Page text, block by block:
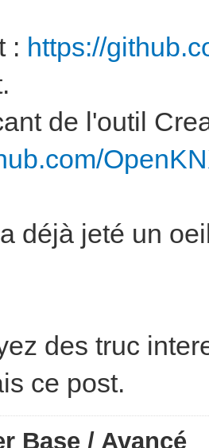
: https://
de l'outil
déjà jeté un
des truc
ce post.
Base / Avancé